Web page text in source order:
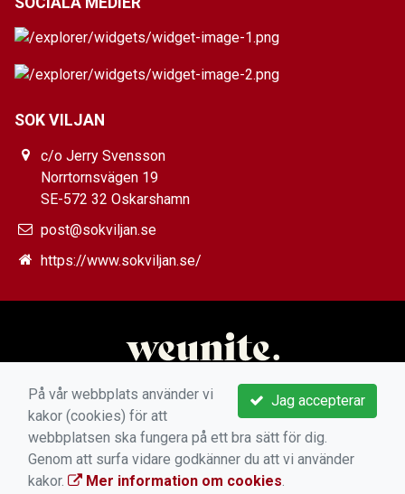
SOK VILJAN
c/o Jerry Svensson
Norrtornsvägen 19
SE-572 32 Oskarshamn
post@sokviljan.se
https://www.sokviljan.se/
Jag accepterar
På vår webbplats använder vi
kakor (cookies) för att
webbplatsen ska fungera på ett bra sätt för dig.
Genom att surfa vidare godkänner du att vi använder
kakor.
Mer information om cookies.